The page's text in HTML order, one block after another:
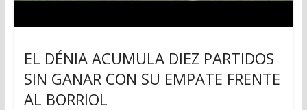
EL DÉNIA ACUMULA DIEZ PARTIDOS
SIN GANAR CON SU EMPATE FRENTE
AL BORRIOL